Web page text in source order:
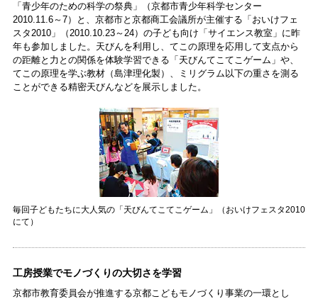
「青少年のための科学の祭典」（京都市青少年科学センター
2010.11.6～7）と、京都市と京都商工会議所が主催する「おいけフェ
スタ2010」（2010.10.23～24）の子ども向け「サイエンス教室」に昨
年も参加しました。天びんを利用し、てこの原理を応用して支点から
の距離と力との関係を体験学習できる「天びんてこてこゲーム」や、
てこの原理を学ぶ教材（島津理化製）、ミリグラム以下の重さを測る
ことができる精密天びんなどを展示しました。
毎回子どもたちに大人気の「天びんてこてこゲーム」（おいけフェスタ2010
にて）
工房授業でモノづくりの大切さを学習
京都市教育委員会が推進する京都こどもモノづくり事業の一環とし